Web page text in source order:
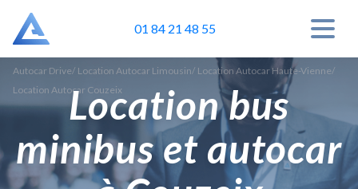
01 84 21 48 55
Autocar Drive/ Location Autocar Limousin/ Location Autocar Haute-Vienne/
Location Autocar CouzeixLocation bus
minibus et autocar